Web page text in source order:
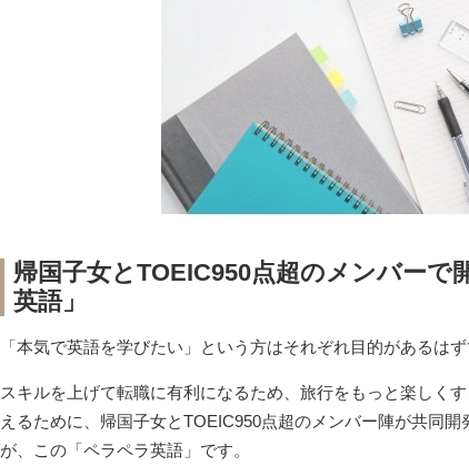
帰国子女とTOEIC950点超のメンバーで
英語」
「本気で英語を学びたい」という方はそれぞれ目的があるはず
スキルを上げて転職に有利になるため、旅行をもっと楽しく
えるために、帰国子女とTOEIC950点超のメンバー陣が共同
が、この「ペラペラ英語」です。